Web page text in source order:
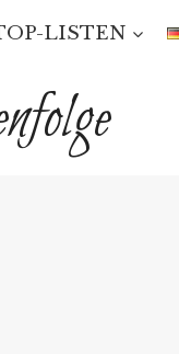
LISTEN